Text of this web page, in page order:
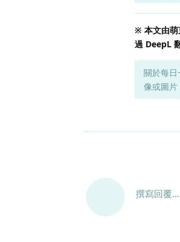
※ 本文由萌
過 DeepL
關於每
像或圖片
撰寫回覆...